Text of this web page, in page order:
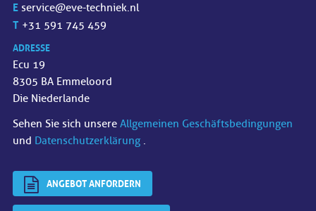
E service@eve-techniek.nl
T +31 591 745 459
ADRESSE
Ecu 19
8305 BA Emmeloord
Die Niederlande
Sehen Sie sich unsere Allgemeinen Geschäftsbedingungen
und Datenschutzerklärung .
ANGEBOT ANFORDERN